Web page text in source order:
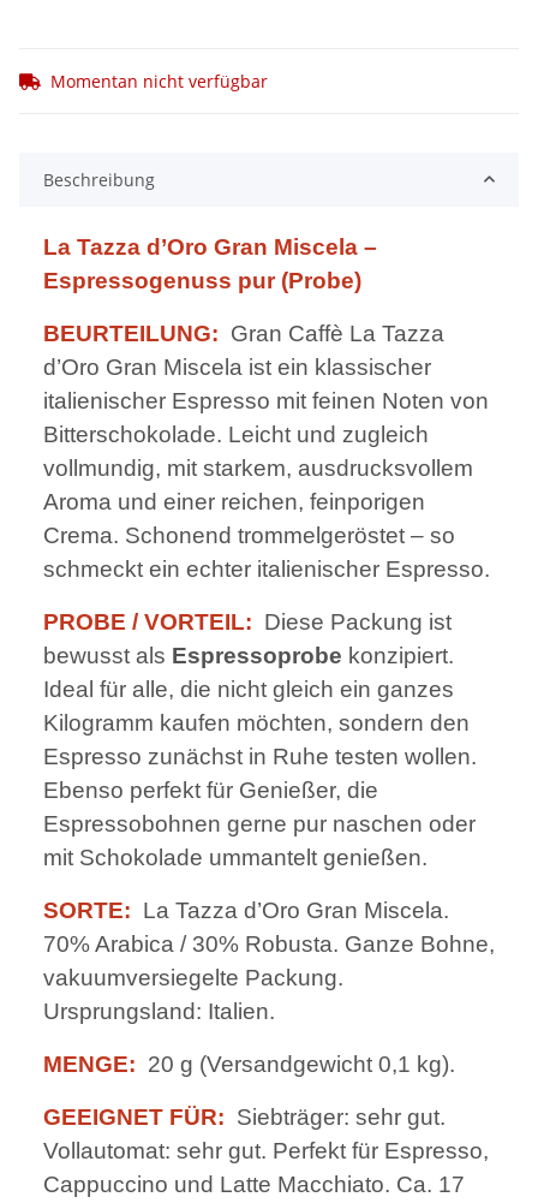
Momentan nicht verfügbar
Beschreibung
La Tazza d’Oro Gran Miscela –
Espressogenuss pur (Probe)
BEURTEILUNG: Gran Caffè La Tazza
d’Oro Gran Miscela ist ein klassischer
italienischer Espresso mit feinen Noten von
Bitterschokolade. Leicht und zugleich
vollmundig, mit starkem, ausdrucksvollem
Aroma und einer reichen, feinporigen
Crema. Schonend trommelgeröstet – so
schmeckt ein echter italienischer Espresso.
PROBE / VORTEIL: Diese Packung ist
bewusst als Espressoprobe konzipiert.
Ideal für alle, die nicht gleich ein ganzes
Kilogramm kaufen möchten, sondern den
Espresso zunächst in Ruhe testen wollen.
Ebenso perfekt für Genießer, die
Espressobohnen gerne pur naschen oder
mit Schokolade ummantelt genießen.
SORTE: La Tazza d’Oro Gran Miscela.
70% Arabica / 30% Robusta. Ganze Bohne,
vakuumversiegelte Packung.
Ursprungsland: Italien.
MENGE: 20 g (Versandgewicht 0,1 kg).
GEEIGNET FÜR: Siebträger: sehr gut.
Vollautomat: sehr gut. Perfekt für Espresso,
Cappuccino und Latte Macchiato. Ca. 17